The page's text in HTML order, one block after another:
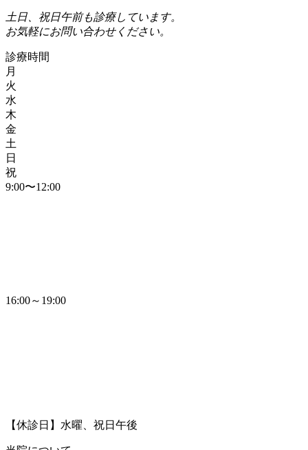
土日、祝日午前も診療しています。
お気軽にお問い合わせください。
診療時間
月
火
水
木
金
土
日
祝
9:00〜12:00
16:00～19:00
【休診日】水曜、祝日午後